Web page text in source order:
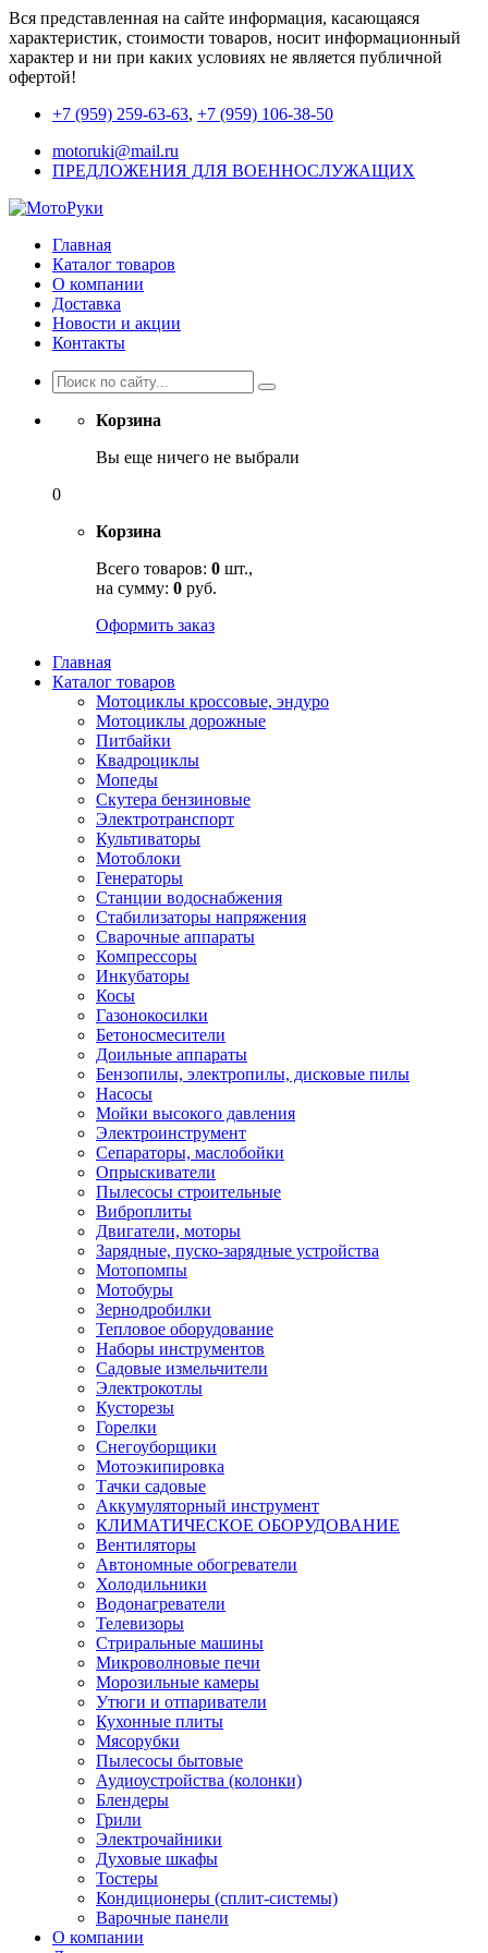
Вся представленная на сайте информация, касающаяся
характеристик, стоимости товаров, носит информационный
характер и ни при каких условиях не является публичной
офертой!
+7 (959) 259-63-63, +7 (959) 106-38-50
motoruki@mail.ru
ПРЕДЛОЖЕНИЯ ДЛЯ ВОЕННОСЛУЖАЩИХ
Главная
Каталог товаров
О компании
Доставка
Новости и акции
Контакты
Корзина
Вы еще ничего не выбрали
0
Корзина
Всего товаров: 0 шт.,
на сумму: 0 руб.
Оформить заказ
Главная
Каталог товаров
Мотоциклы кроссовые, эндуро
Мотоциклы дорожные
Питбайки
Квадроциклы
Мопеды
Скутера бензиновые
Электротранспорт
Культиваторы
Мотоблоки
Генераторы
Станции водоснабжения
Стабилизаторы напряжения
Сварочные аппараты
Компрессоры
Инкубаторы
Косы
Газонокосилки
Бетоносмесители
Доильные аппараты
Бензопилы, электропилы, дисковые пилы
Насосы
Мойки высокого давления
Электроинструмент
Сепараторы, маслобойки
Опрыскиватели
Пылесосы строительные
Виброплиты
Двигатели, моторы
Зарядные, пуско-зарядные устройства
Мотопомпы
Мотобуры
Зернодробилки
Тепловое оборудование
Наборы инструментов
Садовые измельчители
Электрокотлы
Кусторезы
Горелки
Снегоуборщики
Мотоэкипировка
Тачки садовые
Аккумуляторный инструмент
КЛИМАТИЧЕСКОЕ ОБОРУДОВАНИЕ
Вентиляторы
Автономные обогреватели
Холодильники
Водонагреватели
Телевизоры
Стриральные машины
Микроволновые печи
Морозильные камеры
Утюги и отпариватели
Кухонные плиты
Мясорубки
Пылесосы бытовые
Аудиоустройства (колонки)
Блендеры
Грили
Электрочайники
Духовые шкафы
Тостеры
Кондиционеры (сплит-системы)
Варочные панели
О компании